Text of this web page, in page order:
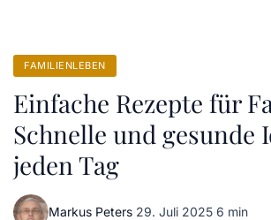
FAMILIENLEBEN
Einfache Rezepte für
Schnelle und gesunde
jeden Tag
Markus Peters·29. Juli 2025·6 min